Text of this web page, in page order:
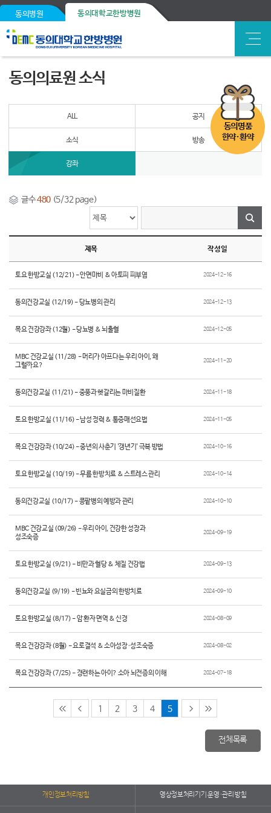
동의병원 동의대학교한방병원
동의명품
한약·환약
동의의료원 소식
ALL 공지
소식 방송
강좌
글수480 (5/32 page)
제목 작성일
토요 한방교실 (12/21) - 안면마비 & 아토피 피부염 2024-12-16
동의건강교실 (12/19) - 당뇨병의 관리 2024-12-13
목요 건강강좌 (12월) - 당뇨병 & 뇌출혈 2024-12-05
MBC 건강교실 (11/28) - 머리가 아프다는 우리 아이, 왜
그럴까요?
2024-11-20
동의건강교실 (11/21) - 중풍과 헷갈리는 마비질환 2024-11-18
토요 한방교실 (11/16) - 남성 정력 & 통증매선요법 2024-11-05
목요 건강강좌 (10/24) - 중년의 사춘기 '갱년기' 극복 방법 2024-10-16
토요 한방교실 (10/19) - 무릎 한방치료 & 스트레스 관리 2024-10-14
동의건강교실 (10/17) - 콩팥병의 예방과 관리 2024-10-10
MBC 건강교실 (09/26) - 우리 아이, 건강한 성장과
성조숙증
2024-09-19
토요 한방교실 (9/21) - 비만과 혈당 & 체질 건강법 2024-09-13
동의건강교실 (9/19) - 빈뇨와 요실금의 한방치료 2024-09-10
토요 한방교실 (8/17) - 암 환자 면역 & 신경 2024-08-09
목요 건강강좌 (8월) - 요로결석 & 소아성장·성조숙증 2024-08-02
목요 건강강좌 (7/25) - 경련하는 아이? 소아 뇌전증의 이해 2024-07-18
1 2 3 4 5
전체목록
개인정보처리방침 영상정보처리기기 운영·관리 방침